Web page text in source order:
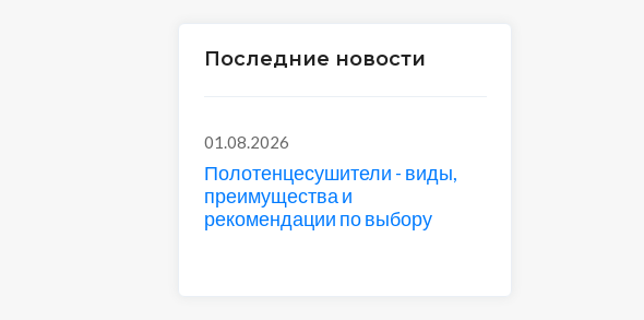
Последние новости
01.08.2026
Полотенцесушители - виды,
преимущества и
рекомендации по выбору